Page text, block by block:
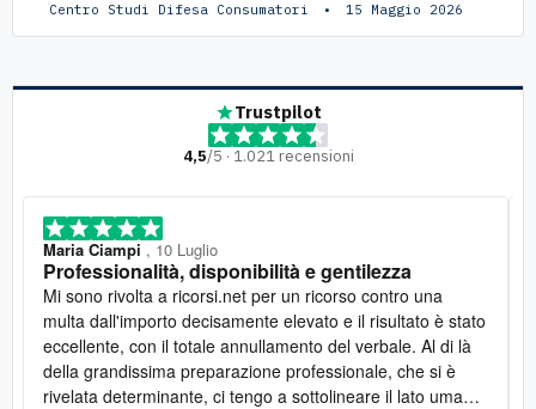
Centro Studi Difesa Consumatori 15 Maggio 2026
Trustpilot
4,5/5 · 1.021 recensioni
Maria Ciampi , 10 Luglio
Professionalità, disponibilità e gentilezza
Mi sono rivolta a ricorsi.net per un ricorso contro una
multa dall'importo decisamente elevato e il risultato è stato
eccellente, con il totale annullamento del verbale. Al di là
della grandissima preparazione professionale, che si è
rivelata determinante, ci tengo a sottolineare il lato umano: